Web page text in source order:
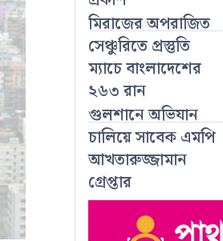
মিরাজের অপরাজিত
সেঞ্চুরিতে প্রস্তুতি
ম্যাচে বাংলাদেশের
২৬৩ রান
গুলশানে অভিযান
চালিয়ে সাবেক এমপি
আখতারুজ্জামান
গ্রেপ্তার